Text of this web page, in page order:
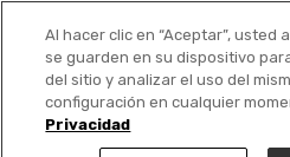
Al hacer clic en “Aceptar”, usted
se guarden en su dispositivo
del sitio y analizar el uso del
configuración en cualquier
Privacidad